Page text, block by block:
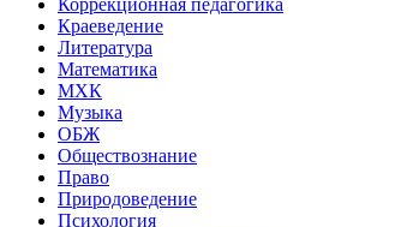
Краеведение
Литература
Математика
МХК
Музыка
ОБЖ
Обществознание
Право
Природоведение
Психология